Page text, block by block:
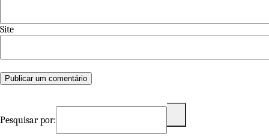
Site
Pesquisar por: